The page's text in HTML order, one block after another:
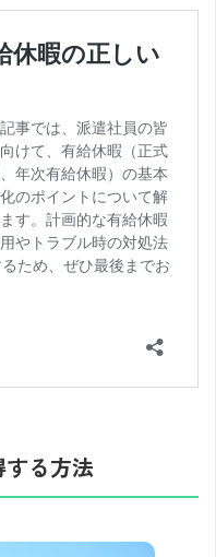
る方法